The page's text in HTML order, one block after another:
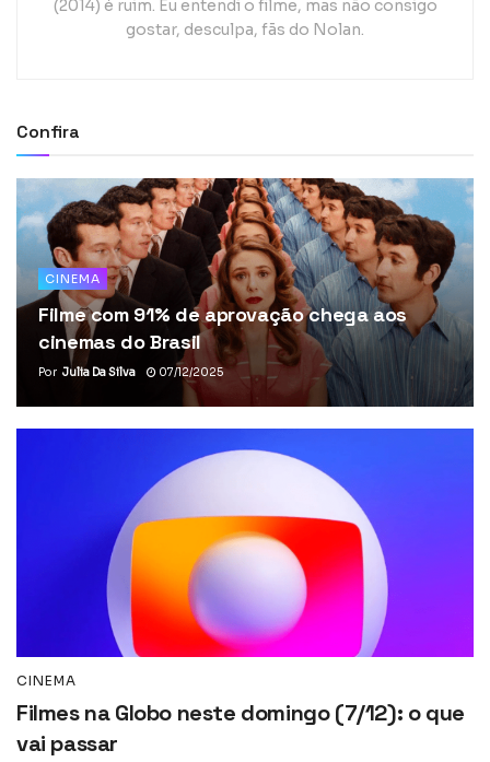
(2014) é ruim. Eu entendi o filme, mas não consigo
gostar, desculpa, fãs do Nolan.
Confira
CINEMA
Filme com 91% de aprovação chega aos
cinemas do Brasil
Por Julia Da Silva 07/12/2025
CINEMA
Filmes na Globo neste domingo (7/12): o que
vai passar